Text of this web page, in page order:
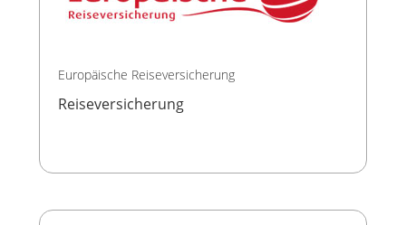
Europäische Reiseversicherung
Reiseversicherung